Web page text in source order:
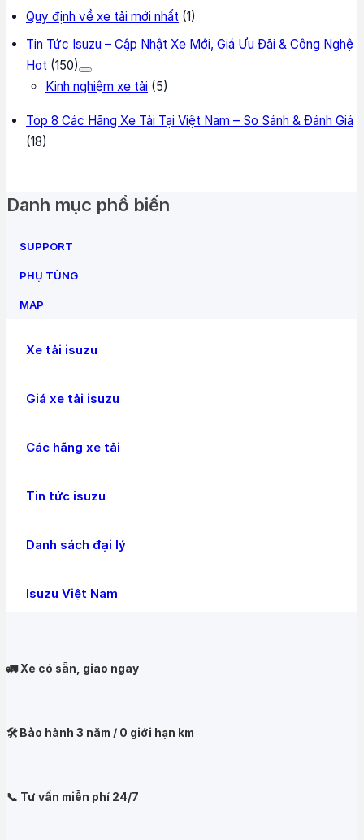
Quy định về xe tải mới nhất (1)
Tin Tức Isuzu – Cập Nhật Xe Mới, Giá Ưu Đãi & Công Nghệ
Hot (150)
Kinh nghiệm xe tải (5)
Top 8 Các Hãng Xe Tải Tại Việt Nam – So Sánh & Đánh Giá
(18)
Danh mục phổ biến
SUPPORT
PHỤ TÙNG
MAP
Xe tải isuzu
Giá xe tải isuzu
Các hãng xe tải
Tin tức isuzu
Danh sách đại lý
Isuzu Việt Nam
🚛 Xe có sẵn, giao ngay
🛠️ Bảo hành 3 năm / 0 giới hạn km
📞 Tư vấn miễn phí 24/7